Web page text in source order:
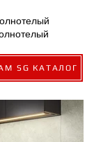
SG КАТАЛОГ